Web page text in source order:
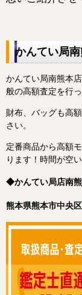
かんてい局
かんてい局南熊本
般の高額査定を行
財布、バッグも高
さい。
定番商品から高額
ります！ 時間が空
◆かんてい局店南
熊本県熊本市中央